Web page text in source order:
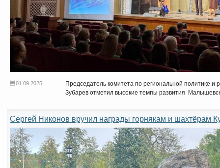
01.09.2025
Председатель комитета по региональной политике
Зубарев отметил высокие темпы развития
Сергей Никонов вручил награды горнякам и шахтёрам